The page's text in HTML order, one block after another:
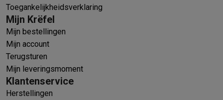
Toegankelijkheidsverklaring
Mijn Krëfel
Mijn bestellingen
Mijn account
Terugsturen
Mijn leveringsmoment
Klantenservice
Herstellingen